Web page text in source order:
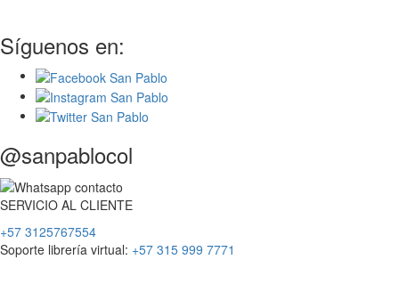
Síguenos en:
@sanpablocol
SERVICIO AL CLIENTE
+57 3125767554
Soporte librería virtual: +57 315 999 7771